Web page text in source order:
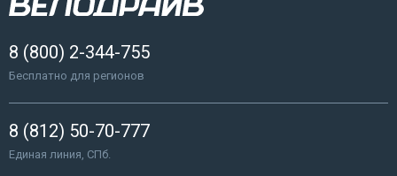
8 (800) 2-344-755
Бесплатно для регионов
8 (812) 50-70-777
Единая линия, СПб.